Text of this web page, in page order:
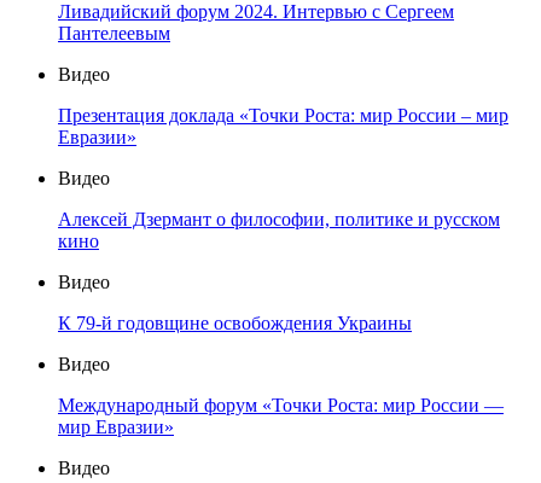
Ливадийский форум 2024. Интервью с Сергеем
Пантелеевым
Видео
Презентация доклада «Точки Роста: мир России – мир
Евразии»
Видео
Алексей Дзермант о философии, политике и русском
кино
Видео
К 79-й годовщине освобождения Украины
Видео
Международный форум «Точки Роста: мир России —
мир Евразии»
Видео